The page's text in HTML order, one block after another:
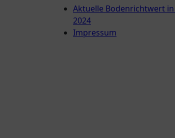
Aktuelle Bodenrichtwert in
2024
Impressum